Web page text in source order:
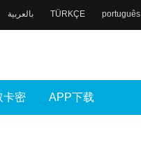
بالعربية TÜRKÇE português
卡密 APP下载